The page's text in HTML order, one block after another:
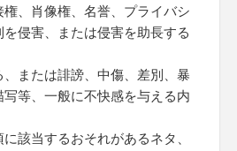
権、肖像権、名誉、プライバシ
侵害、または侵害を助長する
、または誹謗、中傷、差別、暴
等、一般に不快感を与える内
該当するおそれがあるネタ、